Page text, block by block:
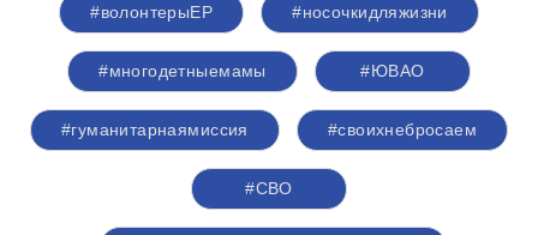
#волонтерыЕР #носочкидляжизни
#многодетныемамы #ЮВАО
#гуманитарнаямиссия #своихнебросаем
#СВО